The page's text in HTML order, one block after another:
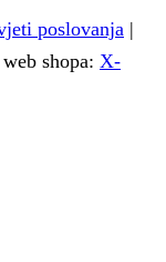
poslovanja |
shopa: X-